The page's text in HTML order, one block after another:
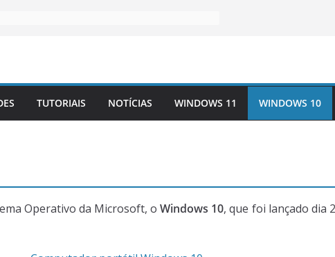
TUTORIAIS NOTÍCIAS WINDOWS 11 WINDOWS 10
Operativo da Microsoft, oWindows 10, que foi lançado dia